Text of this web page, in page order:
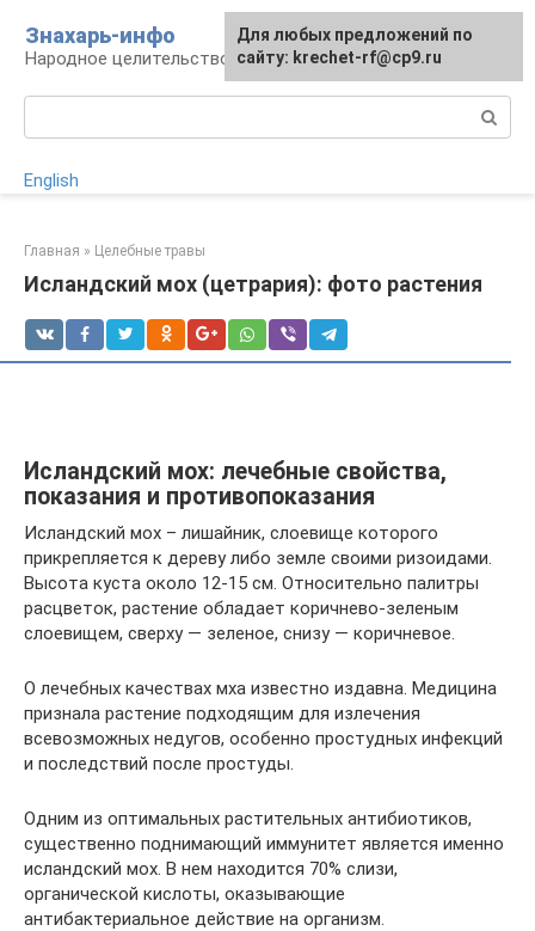
контенту
Знахарь-инфо
Народное целительство: рецепты и методы
English
Главная » Целебные травы
Исландский мох (цетрария): фото растения
Исландский мох: лечебные свойства,
показания и противопоказания
Исландский мох – лишайник, слоевище которого
прикрепляется к дереву либо земле своими ризоидами.
Высота куста около 12-15 см. Относительно палитры
расцветок, растение обладает коричнево-зеленым
слоевищем, сверху — зеленое, снизу — коричневое.
О лечебных качествах мха известно издавна. Медицина
признала растение подходящим для излечения
всевозможных недугов, особенно простудных инфекций
и последствий после простуды.
Одним из оптимальных растительных антибиотиков,
существенно поднимающий иммунитет является именно
исландский мох. В нем находится 70% слизи,
органической кислоты, оказывающие
антибактериальное действие на организм.
Для любых предложений по
сайту: krechet-rf@cp9.ru